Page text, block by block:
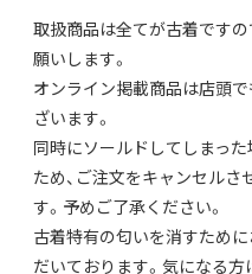
取扱商品は全てが古着です
願いします。
オンライン掲載商品は店頭
ざいます。
同時にソールドしてしまっ
ため、ご注文をキャンセル
す。予めご了承ください。
古着特有の匂いを消すため
だいております。気になる方